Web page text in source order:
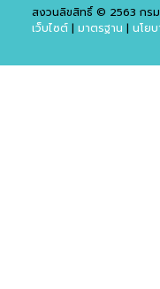
สงวนลิขสิทธิ์ © 2563 กร
เว็บไซต์| มาตรฐาน | นโย